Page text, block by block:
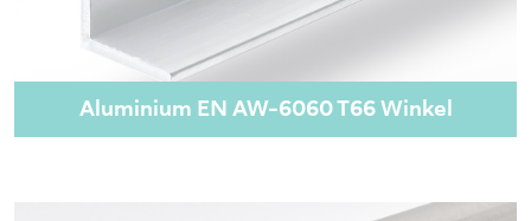
Aluminium EN AW-6060 T66 Winkel